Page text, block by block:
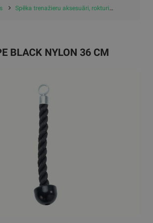
Spēka trenažieru aksesuāri, rokturi
BLACK NYLON 36 CM